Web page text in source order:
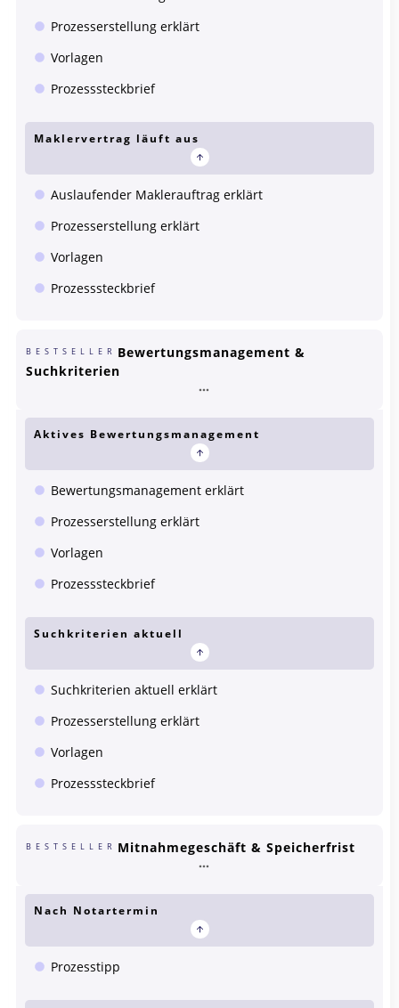
Prozesserstellung erklärt
Vorlagen
Prozesssteckbrief
Maklervertrag läuft aus
Auslaufender Maklerauftrag erklärt
Prozesserstellung erklärt
Vorlagen
Prozesssteckbrief
BESTSELLER Bewertungsmanagement &
Suchkriterien
Aktives Bewertungsmanagement
Bewertungsmanagement erklärt
Prozesserstellung erklärt
Vorlagen
Prozesssteckbrief
Suchkriterien aktuell
Suchkriterien aktuell erklärt
Prozesserstellung erklärt
Vorlagen
Prozesssteckbrief
BESTSELLER Mitnahmegeschäft & Speicherfrist
Nach Notartermin
Prozesstipp